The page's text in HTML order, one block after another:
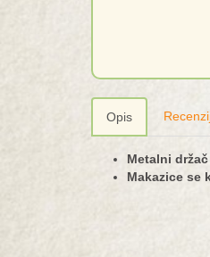
Opis
Metalni
Makazice se